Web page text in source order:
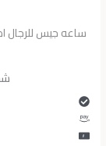
ساعه جيس للرجال